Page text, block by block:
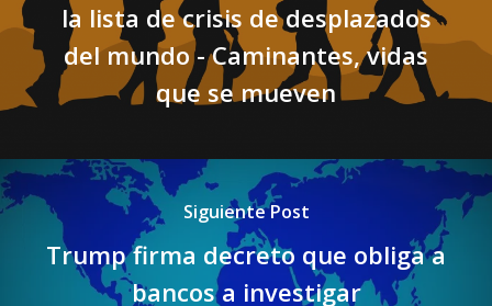
la lista de crisis de desplazados
del mundo - Caminantes, vidas
que se mueven
Siguiente Post
Trump firma decreto que obliga a
bancos a investigar